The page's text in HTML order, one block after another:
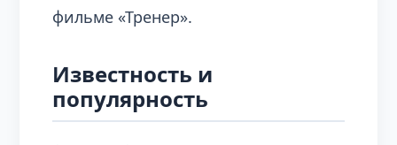
фильме «Тренер».
Известность и
популярность